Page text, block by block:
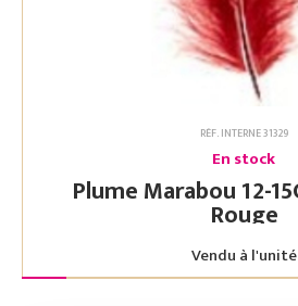
RÉF. INTERNE 31329
En stock
Plume Marabou 12-15Cm 1/2 12Gr
Rouge
Vendu à l'unité